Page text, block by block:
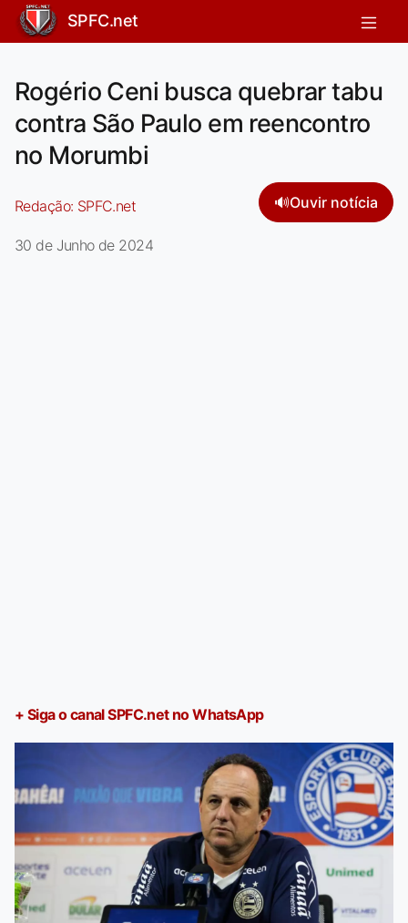
SPFC.net
Rogério Ceni busca quebrar tabu
contra São Paulo em reencontro
no Morumbi
Redação: SPFC.net 🔊Ouvir notícia
30 de Junho de 2024
+ Siga o canal SPFC.net no WhatsApp